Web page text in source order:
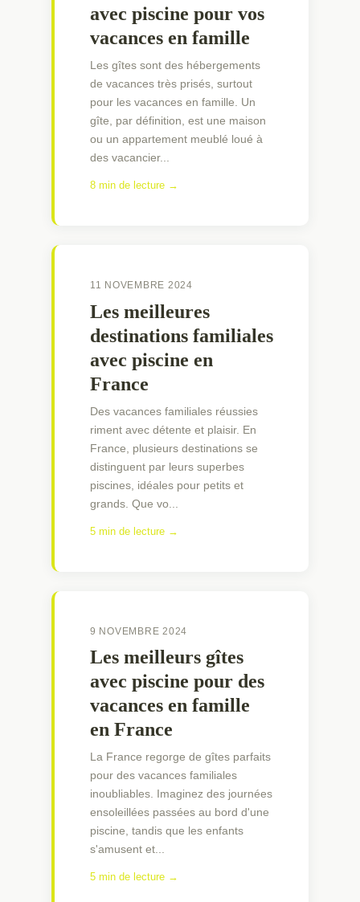
avec piscine pour vos
vacances en famille
Les gîtes sont des hébergements
de vacances très prisés, surtout
pour les vacances en famille. Un
gîte, par définition, est une maison
ou un appartement meublé loué à
des vacancier...
8 min de lecture →
11 NOVEMBRE 2024
Les meilleures
destinations familiales
avec piscine en
France
Des vacances familiales réussies
riment avec détente et plaisir. En
France, plusieurs destinations se
distinguent par leurs superbes
piscines, idéales pour petits et
grands. Que vo...
5 min de lecture →
9 NOVEMBRE 2024
Les meilleurs gîtes
avec piscine pour des
vacances en famille
en France
La France regorge de gîtes parfaits
pour des vacances familiales
inoubliables. Imaginez des journées
ensoleillées passées au bord d'une
piscine, tandis que les enfants
s'amusent et...
5 min de lecture →